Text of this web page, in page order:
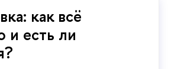
как всё
и есть ли